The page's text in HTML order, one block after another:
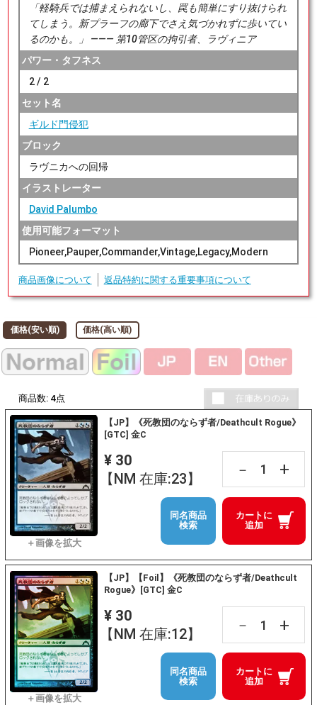
「軽騎兵では捕まえられないし、罠も簡単にすり抜けられ
てしまう。新プラーフの廊下でさえ気づかれずに歩いてい
るのかも。」 ――― 第10管区の拘引者、ラヴィニア
パワー・タフネス
2 / 2
セット名
ギルド門侵犯
ブロック
ラヴニカへの回帰
イラストレーター
David Palumbo
使用可能フォーマット
Pioneer,Pauper,Commander,Vintage,Legacy,Modern
商品画像について 返品特約に関する重要事項について
価格(安い順) 価格(高い順)
商品数: 4点
【JP】《死教団のならず者/Deathcult Rogue》
[GTC] 金C
¥ 30
【NM 在庫:23】
－ +
カートに
追加
同名商品
検索
【JP】【Foil】《死教団のならず者/Deathcult
Rogue》[GTC] 金C
¥ 30
【NM 在庫:12】
－ +
カートに
追加
同名商品
検索